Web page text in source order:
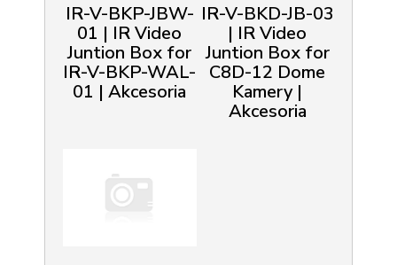
IR-V-BKP-JBW-
01 | IR Video
Juntion Box for
IR-V-BKP-WAL-
01 | Akcesoria
IR-V-BKD-JB-03
| IR Video
Juntion Box for
C8D-12 Dome
Kamery |
Akcesoria